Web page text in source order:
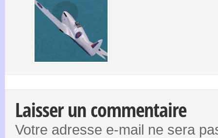
Laisser un commentaire
Votre adresse e-mail ne sera